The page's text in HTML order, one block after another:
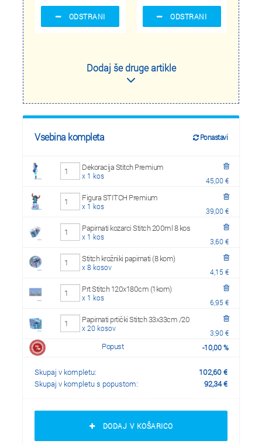
ODSTRANI ODSTRANI
Dodaj še druge artikle
Vsebina kompleta Ponastavi
Dekoracija Stitch Premium
x 1 kos 45,00 €
Figura STITCH Premium
x 1 kos 39,00 €
Papirnati kozarci Stitch 200ml 8 kos
x 1 kos 3,60 €
Stitch krožniki papirnati (8 kom)
x 8 kosov 4,15 €
Prt Stitch 120x180cm (1kom)
x 1 kos 6,95 €
Papirnati prtički Stitch 33x33cm /20
x 20 kosov 3,90 €
Popust -10,00%
Skupaj v kompletu: 102,60€
Skupaj v kompletu s popustom:
92,34€
DODAJ V KOŠARICO